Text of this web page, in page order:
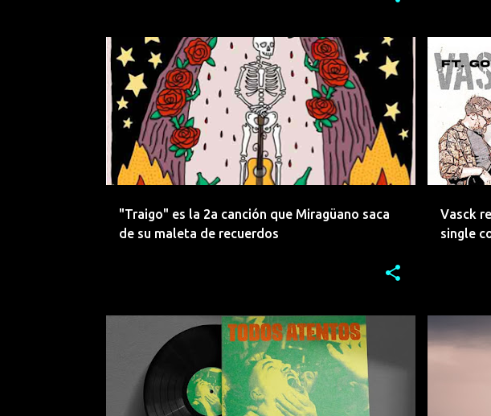
"Traigo" es la 2a canción que Miragüano saca
de su maleta de recuerdos
CARLOS HERNANDEZ NOMBELA EEMERGENTES +3
Vasck
single
CADIZ
EEMERGENTES EMERGENTESDEPRIMERAFILA INDIE
LOS CAMALEONES ROCK ROCK
ROQUETAS DE MAR